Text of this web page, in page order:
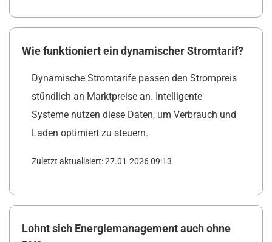
Wie funktioniert ein dynamischer Stromtarif?
Dynamische Stromtarife passen den Strompreis
stündlich an Marktpreise an. Intelligente
Systeme nutzen diese Daten, um Verbrauch und
Laden optimiert zu steuern.
Zuletzt aktualisiert: 27.01.2026 09:13
Lohnt sich Energiemanagement auch ohne